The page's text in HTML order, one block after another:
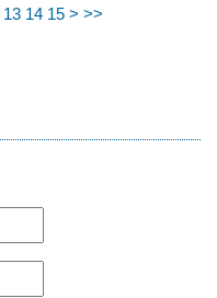
13 14 15 > >>